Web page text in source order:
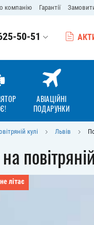
компанію Гарантії
50-51
АВІАЦІЙНІ
ПОДАРУНКИ
кулі Львів
літає